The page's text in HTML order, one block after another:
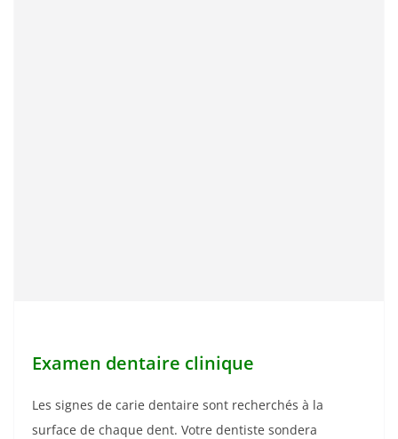
Examen dentaire clinique
Les signes de carie dentaire sont recherchés à la
surface de chaque dent. Votre dentiste sondera